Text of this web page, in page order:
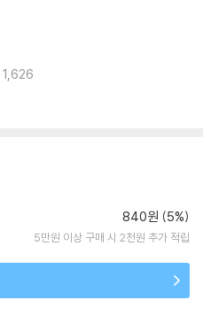
1,626
840원 (5%)
5만원 이상 구매 시 2천원 추가 적립